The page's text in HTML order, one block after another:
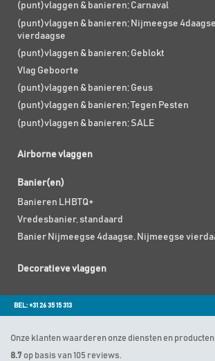
(punt)vlaggen & banieren; Carnaval
(punt)vlaggen & banieren; Nijmeegse
vierdaagse
(punt)vlaggen & banieren; Geblokt
Vlag Geboorte
(punt)vlaggen & banieren; Geus
(punt)vlaggen & banieren; Tegen Pesten
(punt)vlaggen & banieren; SALE
Airborne vlaggen
Banier(en)
Banieren LHBTQ+
Vredesbanier, standaard
Banier Nijmeegse 4daagse, Nijmeegse
Decoratieve vlaggen
BEL: +31 26 35 15 313
Onze klanten waarderen onze diensten en
8.7 op basis van 105 reviews.